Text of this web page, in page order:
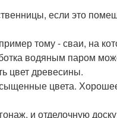
если это
тому - сваи, на
водяным паром
цвет древесины.
цвета.
и отделочную